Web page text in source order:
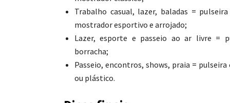
Trabalho casual, lazer, baladas =
mostrador esportivo e arrojado;
Lazer, esporte e passeio ao ar livre =
borracha;
Passeio, encontros, shows, praia =
ou plástico.